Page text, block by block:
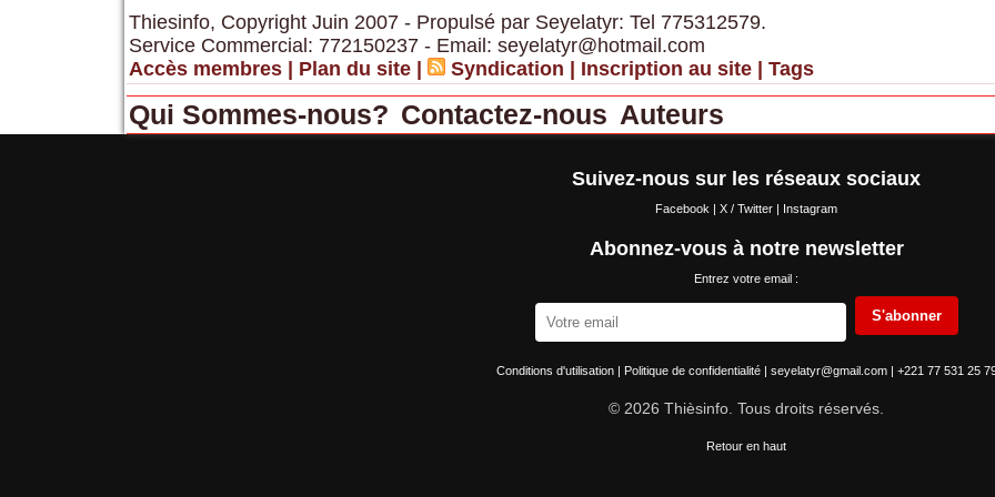
Thiesinfo, Copyright Juin 2007 - Propulsé par Seyelatyr: Tel 775312579.
Service Commercial: 772150237 - Email: seyelatyr@hotmail.com
Accès membres | Plan du site | Syndication | Inscription au site | Tags
Qui Sommes-nous? Contactez-nous Auteurs
Suivez-nous sur les réseaux sociaux
Facebook | X / Twitter | Instagram
Abonnez-vous à notre newsletter
Entrez votre email :
S'abonner
Conditions d'utilisation | Politique de confidentialité | seyelatyr@gmail.com | +221 77 531 25
© 2026 Thièsinfo. Tous droits réservés.
Retour en haut